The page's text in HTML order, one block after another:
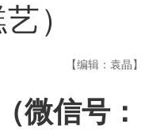
）
【编辑：袁晶】
（微信号：